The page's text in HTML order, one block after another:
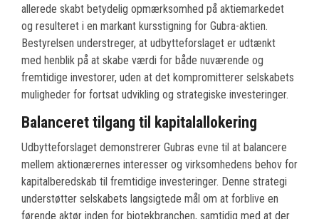
allerede skabt betydelig opmærksomhed på aktiemarkedet
og resulteret i en markant kursstigning for Gubra-aktien.
Bestyrelsen understreger, at udbytteforslaget er udtænkt
med henblik på at skabe værdi for både nuværende og
fremtidige investorer, uden at det kompromitterer selskabets
muligheder for fortsat udvikling og strategiske investeringer.
Balanceret tilgang til kapitalallokering
Udbytteforslaget demonstrerer Gubras evne til at balancere
mellem aktionærernes interesser og virksomhedens behov for
kapitalberedskab til fremtidige investeringer. Denne strategi
understøtter selskabets langsigtede mål om at forblive en
førende aktør inden for biotekbranchen, samtidig med at der